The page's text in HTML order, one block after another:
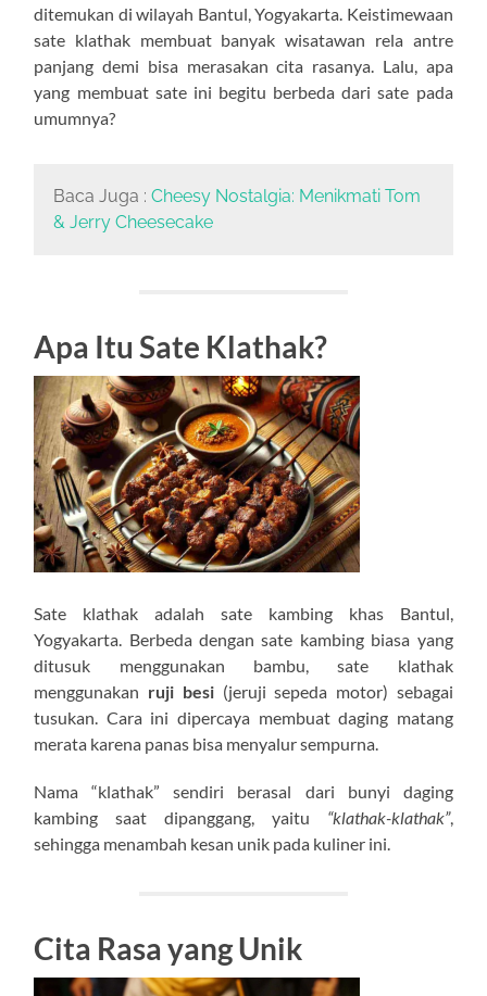
ditemukan di wilayah Bantul, Yogyakarta. Keistimewaan
sate klathak membuat banyak wisatawan rela antre
panjang demi bisa merasakan cita rasanya. Lalu, apa
yang membuat sate ini begitu berbeda dari sate pada
umumnya?
Baca Juga : Cheesy Nostalgia: Menikmati Tom
& Jerry Cheesecake
Apa Itu Sate Klathak?
Sate klathak adalah sate kambing khas Bantul,
Yogyakarta. Berbeda dengan sate kambing biasa yang
ditusuk menggunakan bambu, sate klathak
menggunakan ruji besi(jeruji sepeda motor) sebagai
tusukan. Cara ini dipercaya membuat daging matang
merata karena panas bisa menyalur sempurna.
Nama “klathak” sendiri berasal dari bunyi daging
kambing saat dipanggang, yaitu “klathak-klathak”,
sehingga menambah kesan unik pada kuliner ini.
Cita Rasa yang Unik